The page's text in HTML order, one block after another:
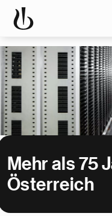
Mehr als 75
Österreich